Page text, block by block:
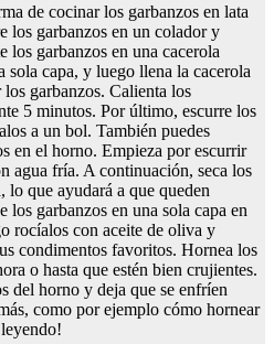
de cocinar los garbanzos en lata
los garbanzos en un colador y
los garbanzos en una cacerola
sola capa, y luego llena la cacerola
garbanzos. Calienta los
5 minutos. Por último, escurre los
a un bol. También puedes
en el horno. Empieza por escurrir
agua fría. A continuación, seca los
lo que ayudará a que queden
garbanzos en una sola capa en
rocíalos con aceite de oliva y
condimentos favoritos. Hornea los
o hasta que estén bien crujientes.
del horno y deja que se enfríen
como por ejemplo cómo hornear